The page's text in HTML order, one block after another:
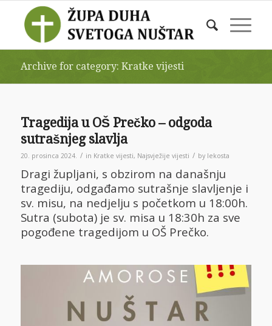
Archive for category: Kratke vijesti
Tragedija u OŠ Prečko – odgoda
sutrašnjeg slavlja
20. prosinca 2024. / in Kratke vijesti, Najsvježije vijesti / by lekosta
Dragi župljani, s obzirom na današnju
tragediju, odgađamo sutrašnje slavljenje i
sv. misu, na nedjelju s početkom u 18:00h.
Sutra (subota) je sv. misa u 18:30h za sve
pogođene tragedijom u OŠ Prečko.